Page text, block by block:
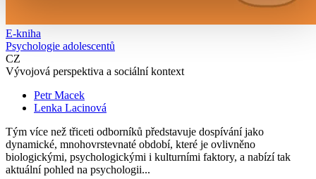
E-kniha
Psychologie adolescentů
CZ
Vývojová perspektiva a sociální kontext
Petr Macek
Lenka Lacinová
Tým více než třiceti odborníků představuje dospívání jako
dynamické, mnohovrstevnaté období, které je ovlivněno
biologickými, psychologickými i kulturními faktory, a nabízí tak
aktuální pohled na psychologii...